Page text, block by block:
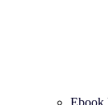
Ebook